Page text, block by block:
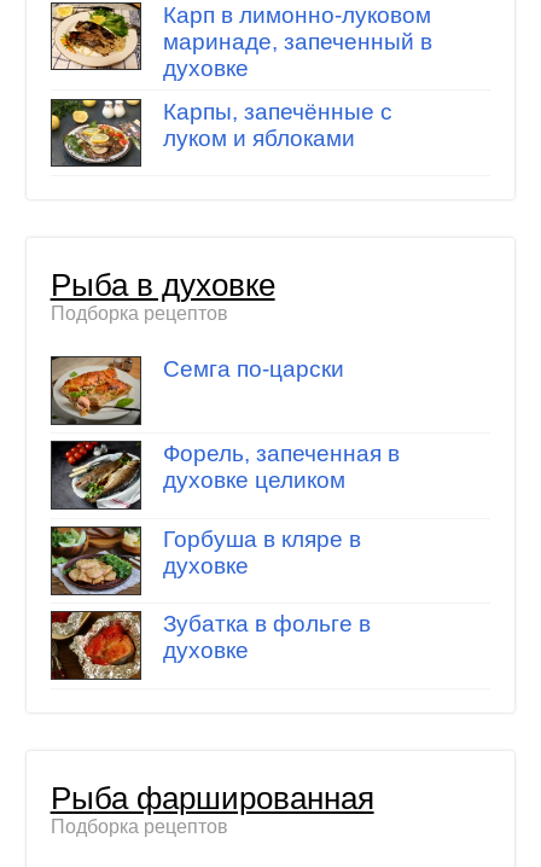
Карп в лимонно-луковом
маринаде, запеченный в
духовке
Карпы, запечённые с
луком и яблоками
Рыба в духовке
Подборка рецептов
Семга по-царски
Форель, запеченная в
духовке целиком
Горбуша в кляре в
духовке
Зубатка в фольге в
духовке
Рыба фаршированная
Подборка рецептов